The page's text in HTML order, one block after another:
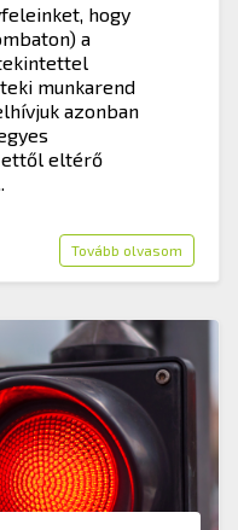
hogy
a
munkarend
azonban
ettől eltérő
Tovább olvasom